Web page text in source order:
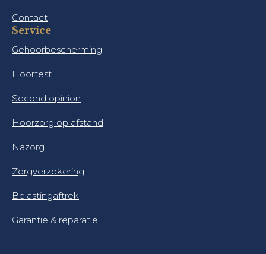
Contact
Service
Gehoorbescherming
Hoortest
Second opinion
Hoorzorg op afstand
Nazorg
Zorgverzekering
Belastingaftrek
Garantie & reparatie